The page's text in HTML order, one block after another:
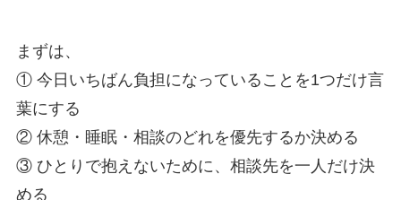
まずは、
① 今日いちばん負担になっていることを1つだけ言
葉にする
② 休憩・睡眠・相談のどれを優先するか決める
③ ひとりで抱えないために、相談先を一人だけ決
める